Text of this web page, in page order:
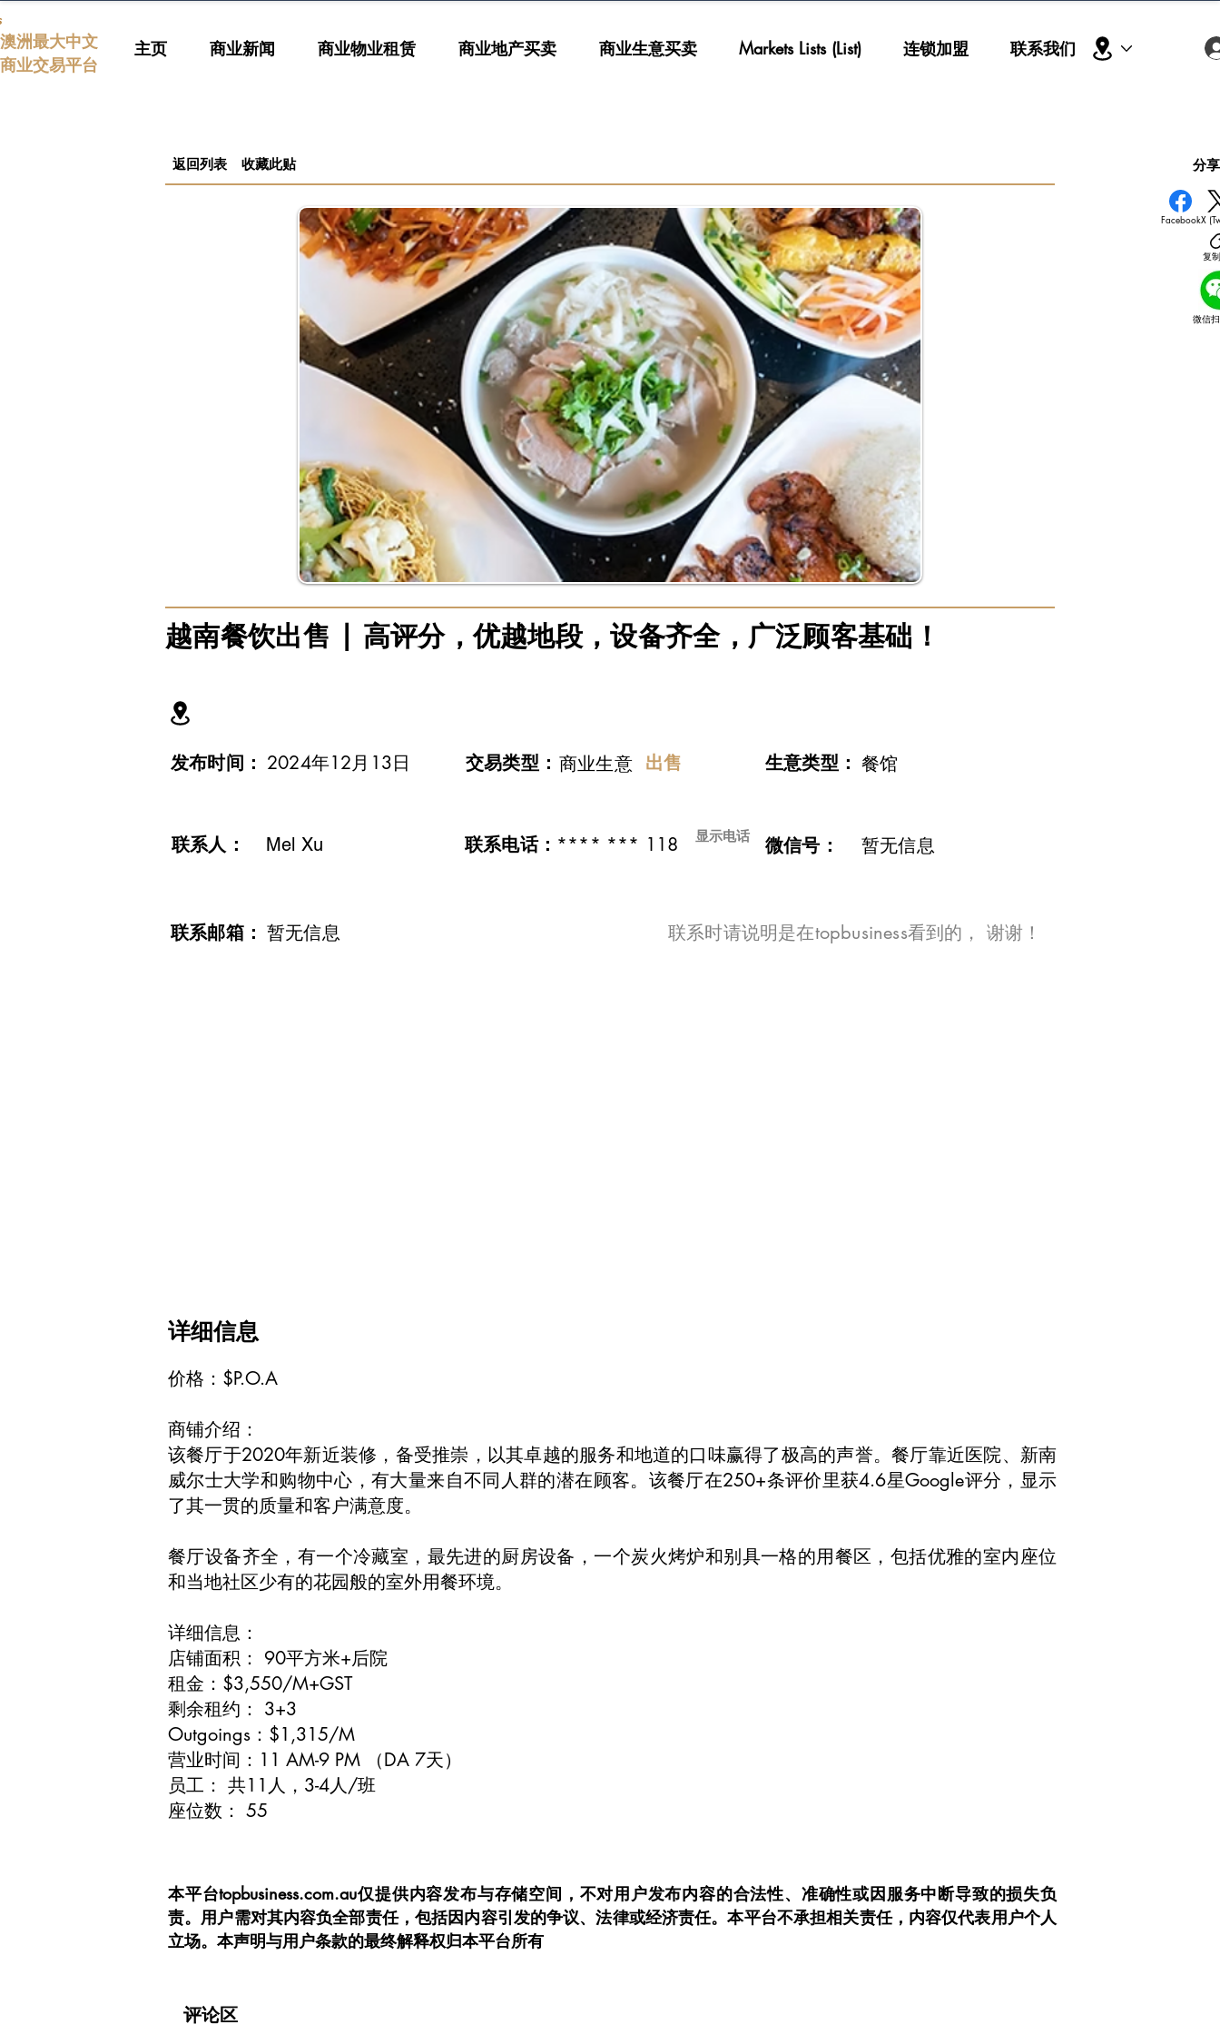
澳洲最大中文
商业交易平台
主页 商业新闻 商业物业租赁 商业地产买卖 商业生意买卖 Markets Lists (List) 连锁加盟 联系我们
返回列表 收藏此贴 分
FacebookX
复
微信
越南餐饮出售 | 高评分，优越地段，设备齐全，广泛顾客基础！
发布时间： 2024年12月13日 交易类型： 商业生意 出售 ​生意类型： 餐馆
联系人： Mel Xu 联系电话： **** *** 118 显示电话 微信号： 暂无信息
​联系邮箱： 暂无信息 ​联系时请说明是在topbusiness看到的， 谢谢！
详细信息
价格：$P.O.A
商铺介绍：
该餐厅于2020年新近装修，备受推崇，以其卓越的服务和地道的口味赢得了极高的声誉。餐厅靠近医院、新南
威尔士大学和购物中心，有大量来自不同人群的潜在顾客。该餐厅在250+条评价里获4.6星Google评分，显示
了其一贯的质量和客户满意度。
餐厅设备齐全，有一个冷藏室，最先进的厨房设备，一个炭火烤炉和别具一格的用餐区，包括优雅的室内座位
和当地社区少有的花园般的室外用餐环境。
详细信息：
店铺面积： 90平方米+后院
租金：$3,550/M+GST
剩余租约： 3+3
Outgoings：$1,315/M
营业时间：11 AM-9 PM （DA 7天）
员工： 共11人，3-4人/班
座位数： 55
本平台topbusiness.com.au仅提供内容发布与存储空间，不对用户发布内容的合法性、准确性或因服务中断导致的损失负
责。用户需对其内容负全部责任，包括因内容引发的争议、法律或经济责任。本平台不承担相关责任，内容仅代表用户个人
立场。本声明与用户条款的最终解释权归本平台所有
评论区